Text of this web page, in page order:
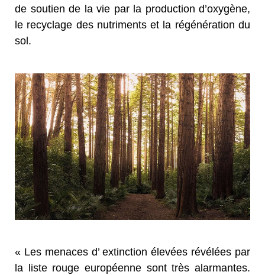
de soutien de la vie par la production d’oxygène,
le recyclage des nutriments et la régénération du
sol.
« Les menaces d’ extinction élevées révélées par
la liste rouge européenne sont très alarmantes.